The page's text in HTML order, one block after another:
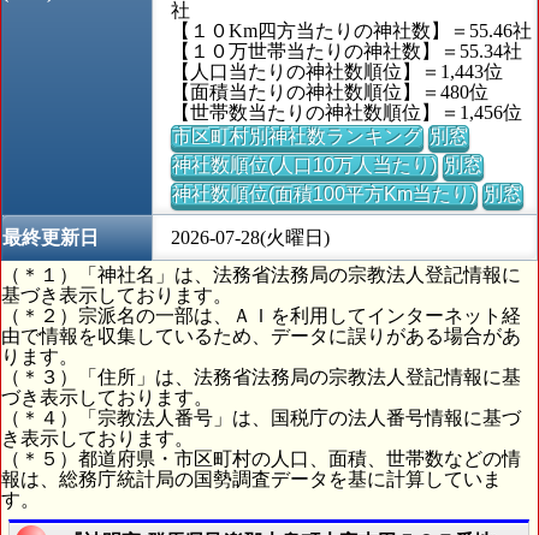
社
【１０Km四方当たりの神社数】＝55.46社
【１０万世帯当たりの神社数】＝55.34社
【人口当たりの神社数順位】＝1,443位
【面積当たりの神社数順位】＝480位
【世帯数当たりの神社数順位】＝1,456位
市区町村別神社数ランキング 別窓
神社数順位(人口10万人当たり) 別窓
神社数順位(面積100平方Km当たり) 別窓
最終更新日
2026-07-28(火曜日)
（＊１）「神社名」は、法務省法務局の宗教法人登記情報に
基づき表示しております。
（＊２）宗派名の一部は、ＡＩを利用してインターネット経
由で情報を収集しているため、データに誤りがある場合があ
ります。
（＊３）「住所」は、法務省法務局の宗教法人登記情報に基
づき表示しております。
（＊４）「宗教法人番号」は、国税庁の法人番号情報に基づ
き表示しております。
（＊５）都道府県・市区町村の人口、面積、世帯数などの情
報は、総務庁統計局の国勢調査データを基に計算していま
す。